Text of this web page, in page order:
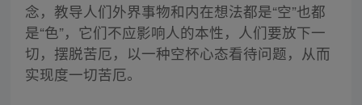
念，教导人们外界事物和内在想法都是“空”也都
是“色”，它们不应影响人的本性，人们要放下一
切，摆脱苦厄，以一种空杯心态看待问题，从而
实现度一切苦厄。